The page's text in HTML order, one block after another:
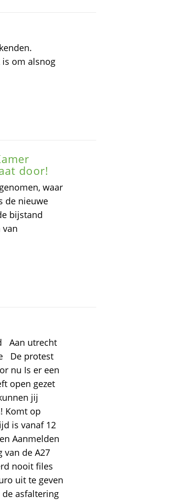
om alsnog
door!
waar
de nieuwe
bijstand
van
Aan utrecht
De protest
nu Is er een
open gezet
jij
Komt op
is vanaf 12
Aanmelden
de A27
nooit files
uit te geven
asfaltering